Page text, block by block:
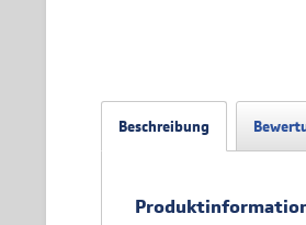
Beschreibung